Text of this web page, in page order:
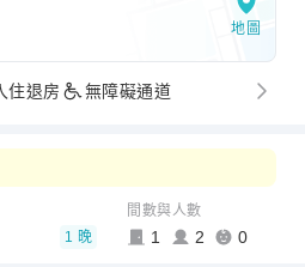
地圖
住退房 無障礙通道
1 晚
間數與人數
1 2 0